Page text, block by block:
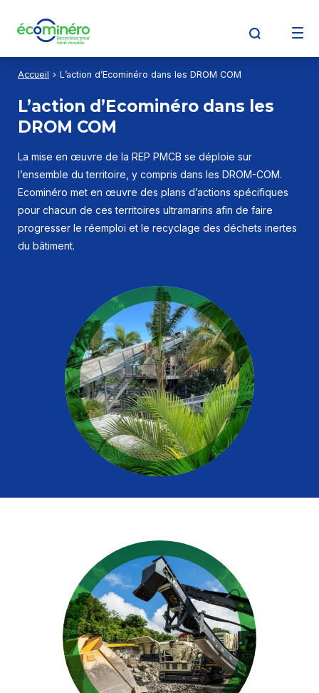
Où déposer mes déchets ?
Réemploi
L’éco-contribution
Actualités
Évènements
Aide et contact
Producteurs
Opérateurs de déchets
Mon espace
Accueil L’action d’Ecominéro dans les DROM COM
L’action d’Ecominéro dans les
DROM COM
La mise en œuvre de la REP PMCB se déploie sur
l’ensemble du territoire, y compris dans les DROM-COM.
Ecominéro met en œuvre des plans d’actions spécifiques
pour chacun de ces territoires ultramarins afin de faire
progresser le réemploi et le recyclage des déchets inertes
du bâtiment.